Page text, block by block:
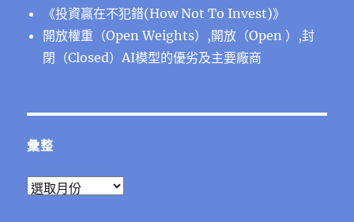
《投資贏在不犯錯(How Not To Invest)》
開放權重（Open Weights）,開放（Open ）,封
閉（Closed）AI模型的優劣及主要廠商
彙整
彙